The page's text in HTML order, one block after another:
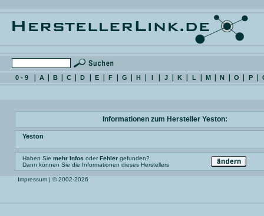
0 - 9 A B C D E F G H I J K L M N O P
Informationen zum Hersteller Yeston:
Yeston
Haben Sie mehr Infos oderFehler gefunden?
Dann können Sie die Informationen dieses Herstellers
Impressum | © 2002-2026